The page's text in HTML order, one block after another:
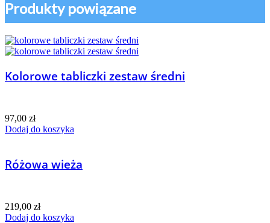
Produkty powiązane
Kolorowe tabliczki zestaw średni
97,00 zł
Dodaj do koszyka
Różowa wieża
219,00 zł
Dodaj do koszyka